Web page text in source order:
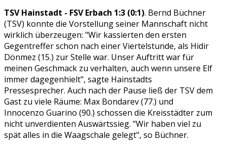
TSV Hainstadt - FSV Erbach 1:3 (0:1). Bernd Büchner
(TSV) konnte die Vorstellung seiner Mannschaft nicht
wirklich überzeugen: "Wir kassierten den ersten
Gegentreffer schon nach einer Viertelstunde, als Hidir
Dönmez (15.) zur Stelle war. Unser Auftritt war für
meinen Geschmack zu verhalten, auch wenn unsere Elf
immer dagegenhielt", sagte Hainstadts
Pressesprecher. Auch nach der Pause ließ der TSV dem
Gast zu viele Räume: Max Bondarev (77.) und
Innocenzo Guarino (90.) schossen die Kreisstädter zum
nicht unverdienten Auswärtssieg. "Wir haben viel zu
spät alles in die Waagschale gelegt", so Büchner.